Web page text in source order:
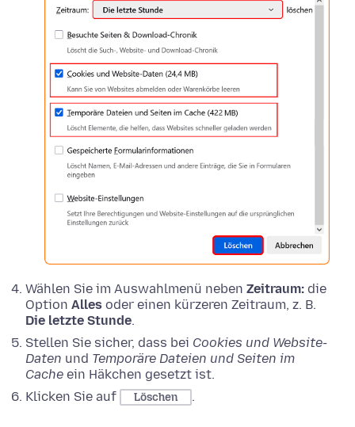
Wählen Sie im Auswahlmenü neben Zeitraum: die
Option Alles oder einen kürzeren Zeitraum, z. B.
Die letzte Stunde.
Stellen Sie sicher, dass bei Cookies und Website-
Daten und Temporäre Dateien und Seiten im
Cache ein Häkchen gesetzt ist.
Klicken Sie auf
Löschen .